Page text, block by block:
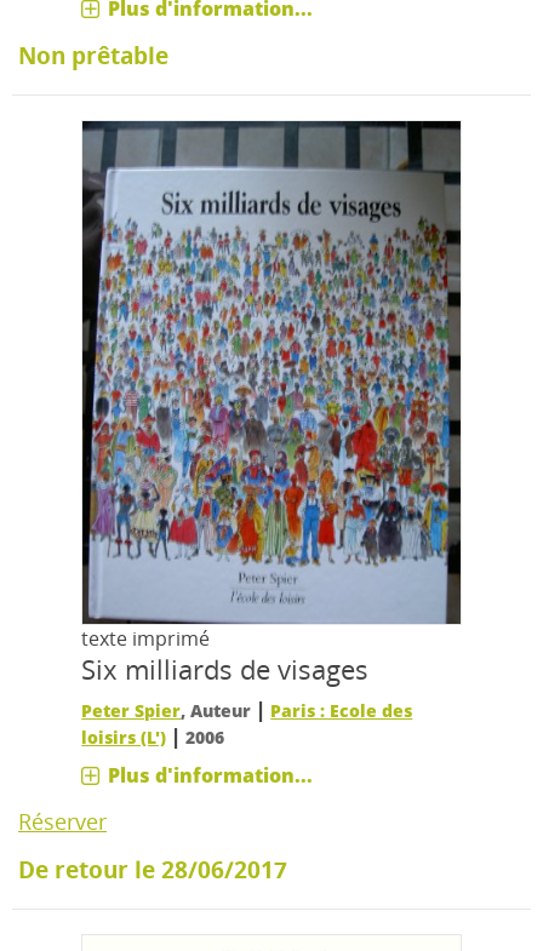
Plus d'information...
Non prêtable
texte imprimé
Six milliards de visages
Peter Spier, Auteur | Paris : Ecole des
loisirs (L') |2006
Plus d'information...
Réserver
De retour le 28/06/2017